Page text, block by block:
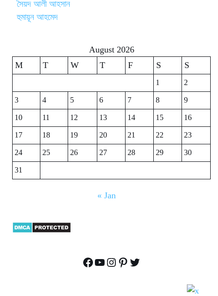
সৈয়দ আলী আহসান
হুমায়ূন আহমেদ
August 2026
M
T W T F S S
1
2
3
4 5 6 7 8
9
10
11 12 13 14 15
16
17
18 19 20 21 22
23
24
25 26 27 28 29
30
31
« Jan